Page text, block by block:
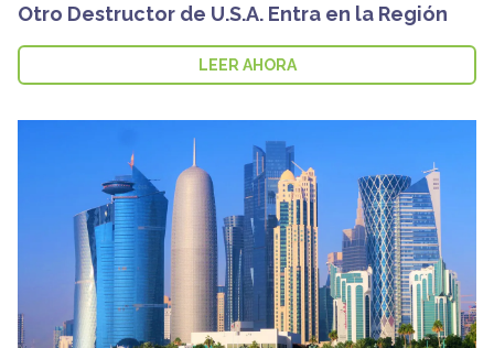
Otro Destructor de U.S.A. Entra en la Región
LEER AHORA